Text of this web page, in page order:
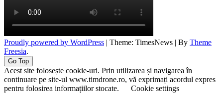
Proudly powered by WordPress | Theme: TimesNews | By Theme
Freesia.
Go Top
Acest site folosește cookie-uri. Prin utilizarea și navigarea în
continuare pe site-ul www.timdrone.ro, vă exprimați acordul expres
pentru folosirea informațiilor stocate.
Cookie settings